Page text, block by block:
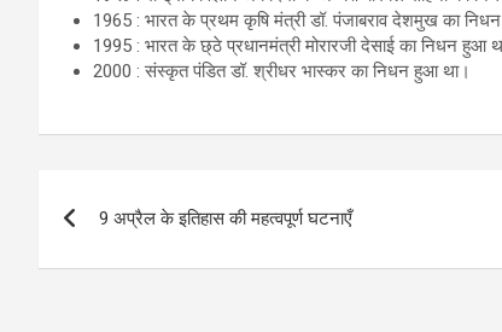
1965 : भारत के प्रथम कृषि मंत्री डॉ. पंजाबराव देशमुख का
1995 : भारत के छ्ठे प्रधानमंत्री मोरारजी देसाई का निधन हुआ
2000 : संस्कृत पंडित डॉ. श्रीधर भास्कर का निधन हुआ था।
navigation
9 अप्रैल के इतिहास की महत्वपूर्ण घटनाएँ